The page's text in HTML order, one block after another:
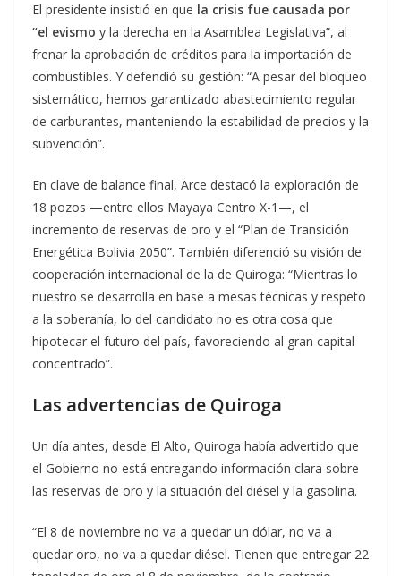
El presidente insistió en que la crisis fue causada por
“el evismo y la derecha en la Asamblea Legislativa”, al
frenar la aprobación de créditos para la importación de
combustibles. Y defendió su gestión: “A pesar del bloqueo
sistemático, hemos garantizado abastecimiento regular
de carburantes, manteniendo la estabilidad de precios y la
subvención”.
En clave de balance final, Arce destacó la exploración de
18 pozos —entre ellos Mayaya Centro X-1—, el
incremento de reservas de oro y el “Plan de Transición
Energética Bolivia 2050”. También diferenció su visión de
cooperación internacional de la de Quiroga: “Mientras lo
nuestro se desarrolla en base a mesas técnicas y respeto
a la soberanía, lo del candidato no es otra cosa que
hipotecar el futuro del país, favoreciendo al gran capital
concentrado”.
Las advertencias de Quiroga
Un día antes, desde El Alto, Quiroga había advertido que
el Gobierno no está entregando información clara sobre
las reservas de oro y la situación del diésel y la gasolina.
“El 8 de noviembre no va a quedar un dólar, no va a
quedar oro, no va a quedar diésel. Tienen que entregar 22